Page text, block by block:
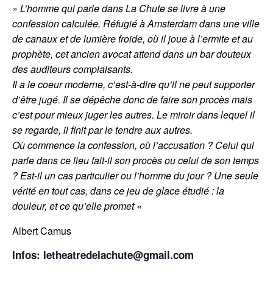
» L’homme qui parle dans La Chute se livre à une
confession calculée. Réfugié à Amsterdam dans une ville
de canaux et de lumière froide, où il joue à l’ermite et au
prophète, cet ancien avocat attend dans un bar douteux
des auditeurs complaisants.
Il a le coeur moderne, c’est-à-dire qu’il ne peut supporter
d’être jugé. Il se dépêche donc de faire son procès mais
c’est pour mieux juger les autres. Le miroir dans lequel il
se regarde, il finit par le tendre aux autres.
Où commence la confession, où l’accusation ? Celui qui
parle dans ce lieu fait-il son procès ou celui de son temps
? Est-il un cas particulier ou l’homme du jour ? Une seule
vérité en tout cas, dans ce jeu de glace étudié : la
douleur, et ce qu’elle promet «
Albert Camus
Infos: letheatredelachute@gmail.com